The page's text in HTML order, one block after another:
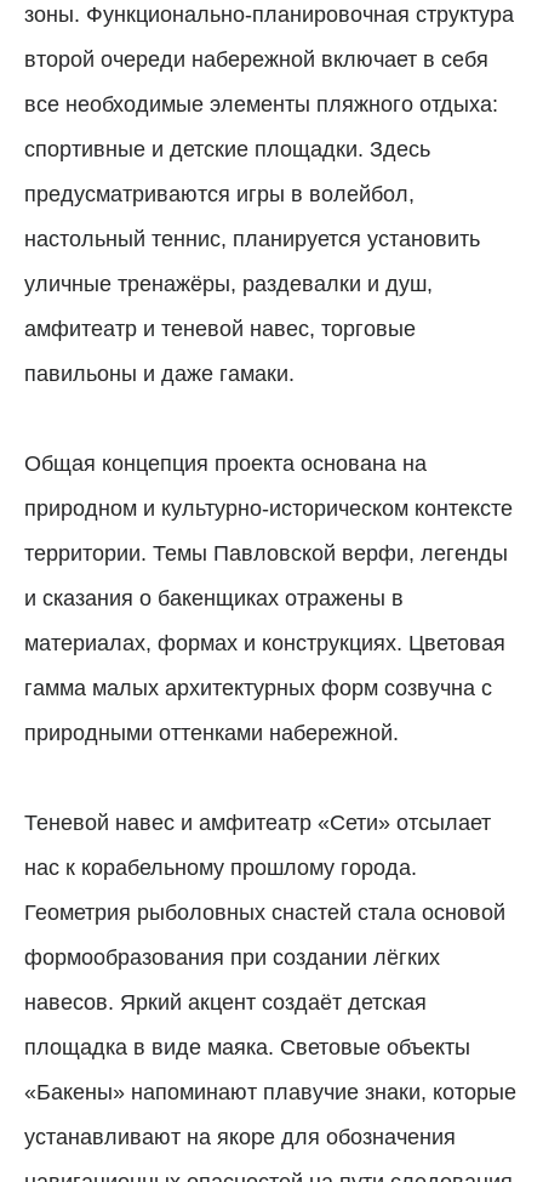
зоны. Функционально-планировочная структура
второй очереди набережной включает в себя
все необходимые элементы пляжного отдыха:
спортивные и детские площадки. Здесь
предусматриваются игры в волейбол,
настольный теннис, планируется установить
уличные тренажёры, раздевалки и душ,
амфитеатр и теневой навес, торговые
павильоны и даже гамаки.
Общая концепция проекта основана на
природном и культурно-историческом контексте
территории. Темы Павловской верфи, легенды
и сказания о бакенщиках отражены в
материалах, формах и конструкциях. Цветовая
гамма малых архитектурных форм созвучна с
природными оттенками набережной.
Теневой навес и амфитеатр «Сети» отсылает
нас к корабельному прошлому города.
Геометрия рыболовных снастей стала основой
формообразования при создании лёгких
навесов. Яркий акцент создаёт детская
площадка в виде маяка. Световые объекты
«Бакены» напоминают плавучие знаки, которые
устанавливают на якоре для обозначения